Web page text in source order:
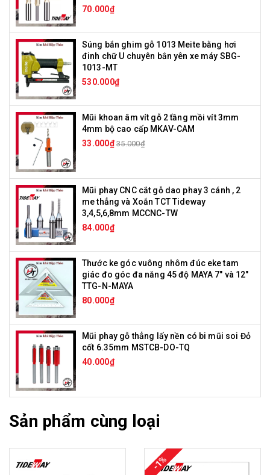
70.000₫
Súng bắn ghim gỗ 1013 Meite bằng hơi
đinh chữ U chuyên bắn yên xe máy SBG-
1013-MT
530.000₫
Mũi khoan âm vít gỗ 2 tầng mồi vít 3mm
4mm bộ cao cấp MKAV-CAM
33.000₫ 35.000₫
Mũi phay CNC cắt gỗ dao phay 3 cánh , 2
me thẳng và Xoắn TCT Tideway
3,4,5,6,8mm MCCNC-TW
84.000₫
Thước ke góc vuông nhôm đúc eke tam
giác đo góc đa năng 45 độ MAYA 7" và 12"
TTG-N-MAYA
80.000₫
Mũi phay gỗ thẳng lấy nền có bi mũi soi Đỏ
cốt 6.35mm MSTCB-DO-TQ
40.000₫
Sản phẩm cùng loại
-1%